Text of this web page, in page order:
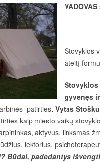
VADOVAS
Stovyklos
ateitį
Stovyklos
gyvenęs
patirties. Vytas
kaip miesto vaikų
aktyvus, linksmas
lektorius,
Būdai, padedantys